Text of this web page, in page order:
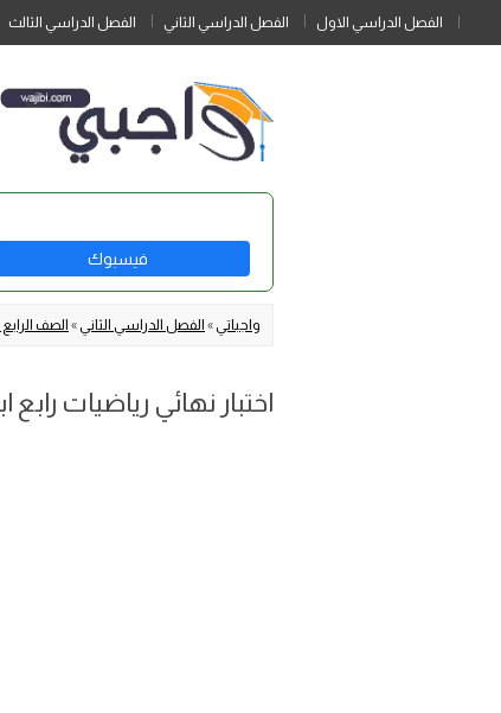
الفصل الدراسي الاول الفصل الدراسي الثاني الفصل الدراسي الثالث
فيسبوك
واجباتي » الفصل الدراسي الثاني » الصف الرابع
اختبار نهائي رياضيات رابع ابتدائي